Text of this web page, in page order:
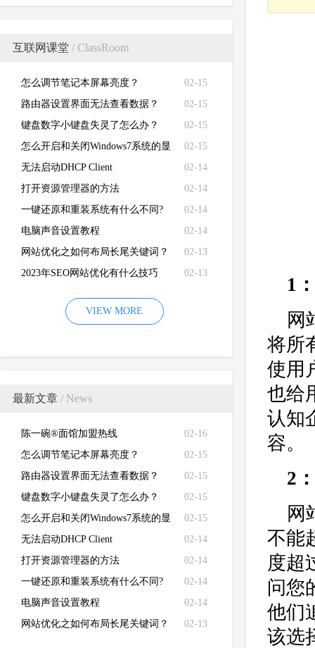
互联网课堂 / ClassRoom
02-15
怎么调节笔记本屏幕亮度？
02-15
路由器设置界面无法查看数据？
02-15
键盘数字小键盘失灵了怎么办？
02-15
怎么开启和关闭Windows7系统的显
卡硬件加速功能
02-14
无法启动DHCP Client
02-14
打开资源管理器的方法
02-14
一键还原和重装系统有什么不同?
02-14
电脑声音设置教程
02-13
网站优化之如何布局长尾关键词？
02-13
2023年SEO网站优化有什么技巧
VIEW MORE
最新文章 / News
02-16
陈一碗®面馆加盟热线
02-15
怎么调节笔记本屏幕亮度？
02-15
路由器设置界面无法查看数据？
02-15
键盘数字小键盘失灵了怎么办？
02-15
怎么开启和关闭Windows7系统的显
卡硬件加速功能
02-14
无法启动DHCP Client
02-14
打开资源管理器的方法
02-14
一键还原和重装系统有什么不同?
02-14
电脑声音设置教程
02-13
网站优化之如何布局长尾关键词？
1
网
将所
使用
也给
认知
容。
2
网
不能
度超
问您
他们
该选